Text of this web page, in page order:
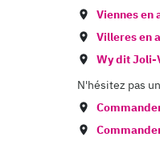
Viennes en
Villeres en
Wy dit Joli-
N'hésitez pas